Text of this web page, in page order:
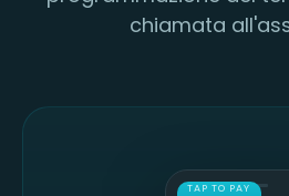
chiamata
TAP TO PAY